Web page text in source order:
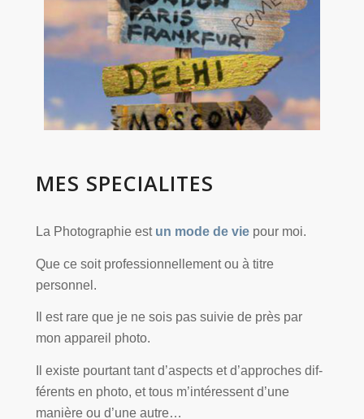
MES SPECIALITES
La Photographie est un mode de viepour moi.
Que ce soit pro­fes­sion­nel­le­ment ou à titre
personnel.
Il est rare que je ne sois pas sui­vie de près par
mon appa­reil photo.
Il existe pour­tant tant d’aspects et d’approches dif­
fé­rents en pho­to, et tous m’intéressent d’une
manière ou d’une autre…